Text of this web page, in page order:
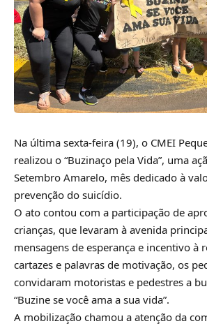
Na última sexta-feira (19), o CMEI
realizou o “Buzinaço pela Vida”, uma
Setembro Amarelo, mês dedicado à
prevenção do suicídio.
O ato contou com a participação de
crianças, que levaram à avenida
mensagens de esperança e incentivo à
cartazes e palavras de motivação, os
convidaram motoristas e pedestres a
“Buzine se você ama a sua vida”.
A mobilização chamou a atenção da